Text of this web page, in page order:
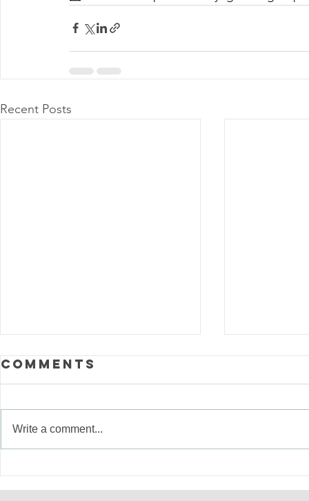
Recent Posts
Ceux qui
rendent
fêtes
Comments
Write a comment...